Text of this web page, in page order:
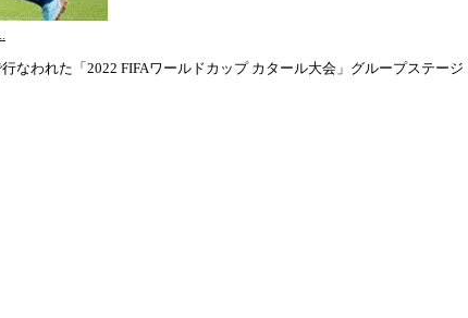
なわれた「2022 FIFAワールドカップ カタール大会」グループステージ